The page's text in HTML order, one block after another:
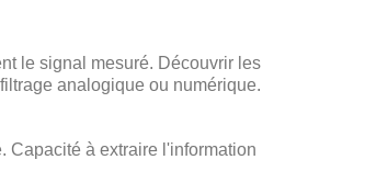
le signal mesuré. Découvrir les
analogique ou numérique.
Capacité à extraire l'information